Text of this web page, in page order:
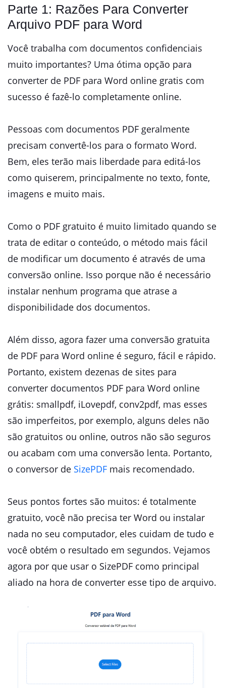
Parte 1: Razões Para Converter
Arquivo PDF para Word
Você trabalha com documentos confidenciais
muito importantes? Uma ótima opção para
converter de PDF para Word online gratis com
sucesso é fazê-lo completamente online.
Pessoas com documentos PDF geralmente
precisam convertê-los para o formato Word.
Bem, eles terão mais liberdade para editá-los
como quiserem, principalmente no texto, fonte,
imagens e muito mais.
Como o PDF gratuito é muito limitado quando se
trata de editar o conteúdo, o método mais fácil
de modificar um documento é através de uma
conversão online. Isso porque não é necessário
instalar nenhum programa que atrase a
disponibilidade dos documentos.
Além disso, agora fazer uma conversão gratuita
de PDF para Word online é seguro, fácil e rápido.
Portanto, existem dezenas de sites para
converter documentos PDF para Word online
grátis: smallpdf, iLovepdf, conv2pdf, mas esses
são imperfeitos, por exemplo, alguns deles não
são gratuitos ou online, outros não são seguros
ou acabam com uma conversão lenta. Portanto,
o conversor de SizePDF mais recomendado.
Seus pontos fortes são muitos: é totalmente
gratuito, você não precisa ter Word ou instalar
nada no seu computador, eles cuidam de tudo e
você obtém o resultado em segundos. Vejamos
agora por que usar o SizePDF como principal
aliado na hora de converter esse tipo de arquivo.